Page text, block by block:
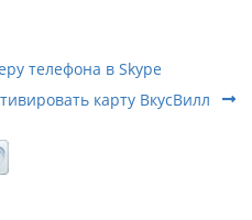
телефона в Skype
карту ВкусВилл